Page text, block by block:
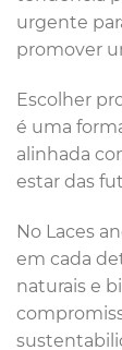
urgente
promover
Escolher
é uma
alinhada
estar das
No Laces
em cada
naturais e